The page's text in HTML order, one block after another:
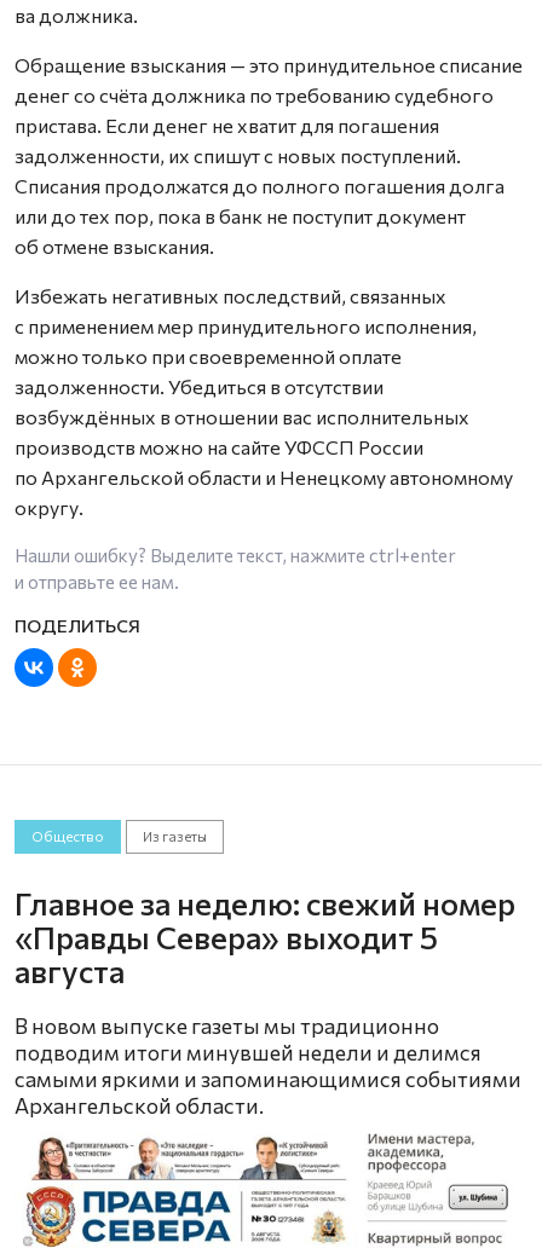
ва должника.
Обращение взыскания — это принудительное списание
денег со счёта должника по требованию судебного
пристава. Если денег не хватит для погашения
задолженности, их спишут с новых поступлений.
Списания продолжатся до полного погашения долга
или до тех пор, пока в банк не поступит документ
об отмене взыскания.
Избежать негативных последствий, связанных
с применением мер принудительного исполнения,
можно только при своевременной оплате
задолженности. Убедиться в отсутствии
возбуждённых в отношении вас исполнительных
производств можно на сайте УФССП России
по Архангельской области и Ненецкому автономному
округу.
Нашли ошибку? Выделите текст, нажмите ctrl+enter
и отправьте ее нам.
Общество Из газеты
Главное за неделю: свежий номер
«Правды Севера» выходит 5
августа
В новом выпуске газеты мы традиционно
подводим итоги минувшей недели и делимся
самыми яркими и запоминающимися событиями
Архангельской области.